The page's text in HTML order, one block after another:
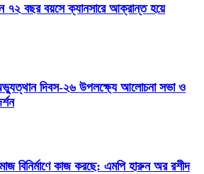
৭২ বছর বয়সে ক্যানসারে আক্রান্ত হয়ে
দিবস-২৬ উপলক্ষ্যে আলোচনা সভা ও
বিনির্মাণে কাজ করছে: এমপি হারুন অর রশীদ